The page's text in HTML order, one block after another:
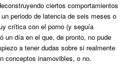
ciertos comportamientos
periodo de latencia de seis meses o
crítica con el porno (y seguía
un día en el que, de pronto, no pude
a tener dudas sobre si realmente
conceptos inamovibles, o no.